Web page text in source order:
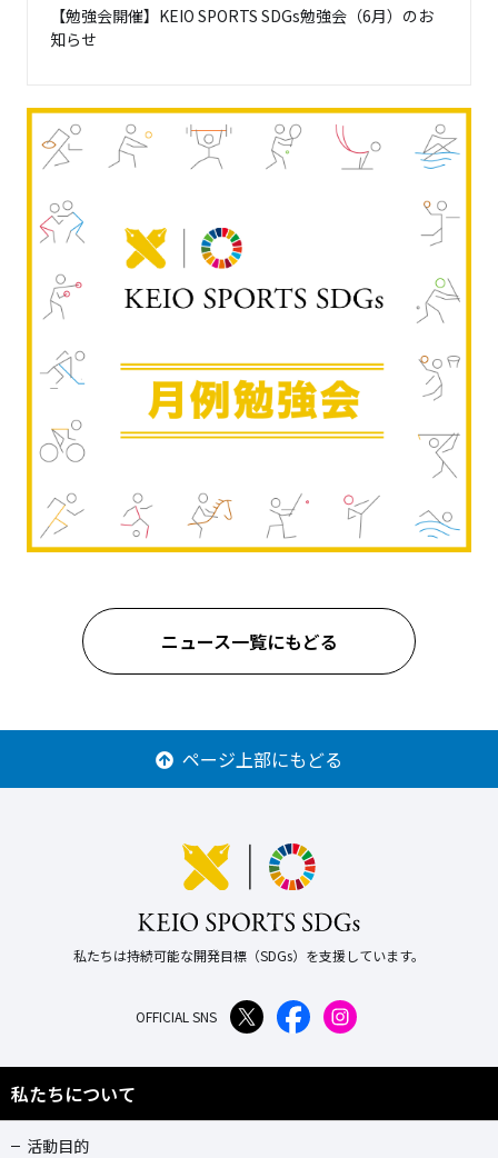
【勉強会開催】KEIO SPORTS SDGs勉強会（6月）のお
知らせ
ニュース一覧にもどる
ページ上部にもどる
私たちは持続可能な開発目標（SDGs）を支援しています。
OFFICIAL SNS
私たちについて
活動目的